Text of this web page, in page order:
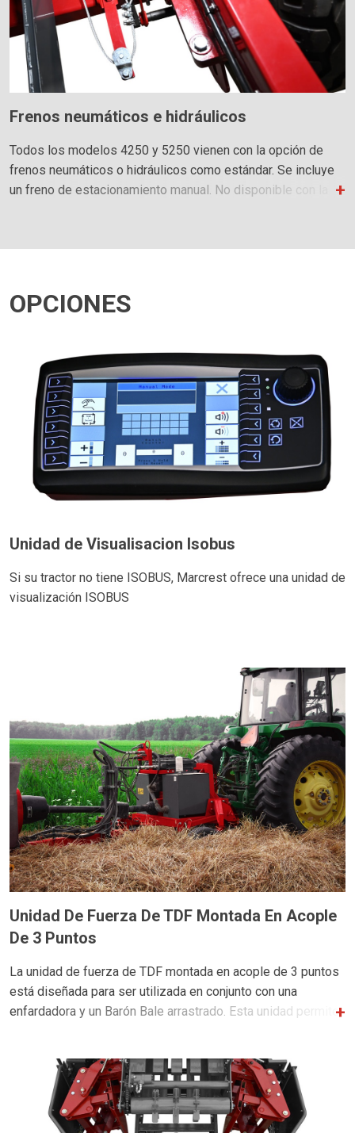
Frenos neumáticos e hidráulicos
Todos los modelos 4250 y 5250 vienen con la opción de
frenos neumáticos o hidráulicos como estándar. Se incluye
un freno de estacionamiento manual. No disponible con la
OPCIONES
Unidad de Visualisacion Isobus
Si su tractor no tiene ISOBUS, Marcrest ofrece una unidad de
visualización ISOBUS
Unidad De Fuerza De TDF Montada En Acople
De 3 Puntos
La unidad de fuerza de TDF montada en acople de 3 puntos
está diseñada para ser utilizada en conjunto con una
enfardadora y un Barón Bale arrastrado. Esta unidad permite
hidráulica, pero que si tiene la fuerza necesaria para hacer el